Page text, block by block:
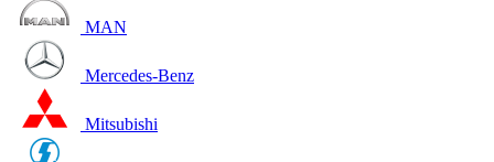
MAN
Mercedes-Benz
Mitsubishi